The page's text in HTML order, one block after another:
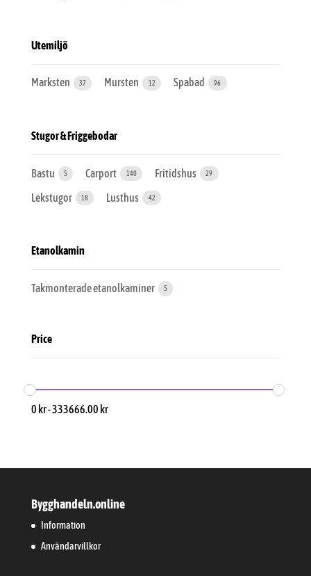
Utemiljö
Marksten 37 Mursten 12 Spabad 96
Stugor & Friggebodar
Bastu 5 Carport 140 Fritidshus 29
Lekstugor 18 Lusthus 42
Etanolkamin
Takmonterade etanolkaminer 5
Price
0 kr-333666.00 kr
Bygghandeln.online
Information
Användarvillkor